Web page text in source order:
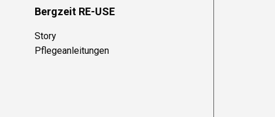
Bergzeit RE-USE
Story
Pflegeanleitungen